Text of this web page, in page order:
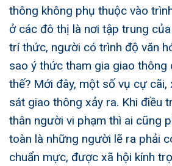
thông không phụ thuộc vào
ở các đô thị là nơi tập trung
trí thức, người có trình độ văn
sao ý thức tham gia giao thông
thế? Mới đây, một số vụ cự cãi,
sát giao thông xảy ra. Khi điều
thân người vi phạm thì ai cũng
toàn là những người lẽ ra phải
chuẩn mực, được xã hội kính